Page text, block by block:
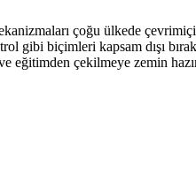
çoğu ülkede
biçimleri kapsam dışı
çekilmeye zemin